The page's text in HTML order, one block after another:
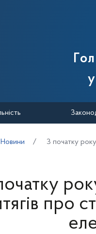
Державної
Новини З початку
про